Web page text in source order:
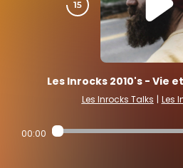
Les Inrocks 2010's - Vie
Les Inrocks Talks | Les
00:00